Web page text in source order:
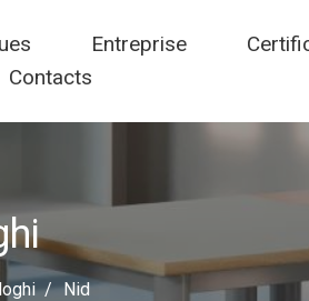
Entreprise
Contacts
Nid